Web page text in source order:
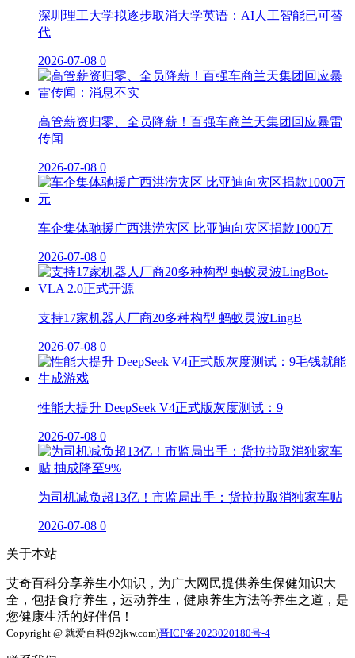
深圳理工大学拟逐步取消大学英语：AI人工智能已可替
代
2026-07-08 0
高管薪资归零、全员降薪！百强车商兰天集团回应暴雷
传闻
2026-07-08 0
车企集体驰援广西洪涝灾区 比亚迪向灾区捐款1000万
2026-07-08 0
支持17家机器人厂商20多种构型 蚂蚁灵波LingB
2026-07-08 0
性能大提升 DeepSeek V4正式版灰度测试：9
2026-07-08 0
为司机减负超13亿！市监局出手：货拉拉取消独家车贴
2026-07-08 0
关于本站
艾奇百科分享养生小知识，为广大网民提供养生保健知识大
全，包括食疗养生，运动养生，健康养生方法等养生之道，是
您健康生活的好伴侣！
Copyright @ 就爱百科(92jkw.com)晋ICP备2023020180号-4